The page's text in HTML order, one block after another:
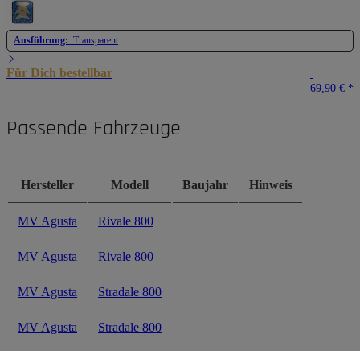
Ausführung: Transparent
Für Dich bestellbar
69,90 € *
Passende Fahrzeuge
Hersteller Modell Baujahr Hinweis
MV Agusta Rivale 800
MV Agusta Rivale 800
MV Agusta Stradale 800
MV Agusta Stradale 800